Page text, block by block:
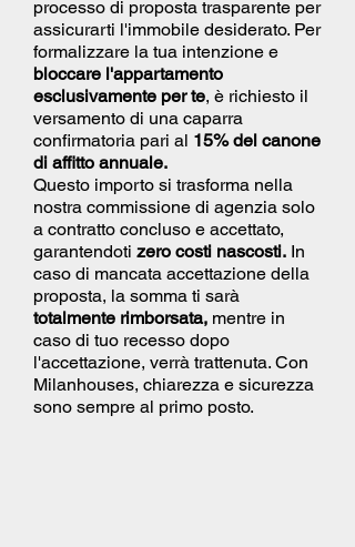
processo di proposta trasparente per
assicurarti l'immobile desiderato. Per
formalizzare la tua intenzione e
bloccare l'appartamento
esclusivamente per te, è richiesto il
versamento di una caparra
confirmatoria pari al 15% del canone
di affitto annuale.
Questo importo si trasforma nella
nostra commissione di agenzia solo
a contratto concluso e accettato,
garantendoti zero costi nascosti. In
caso di mancata accettazione della
proposta, la somma ti sarà
totalmente rimborsata, mentre in
caso di tuo recesso dopo
l'accettazione, verrà trattenuta. Con
Milanhouses, chiarezza e sicurezza
sono sempre al primo posto.